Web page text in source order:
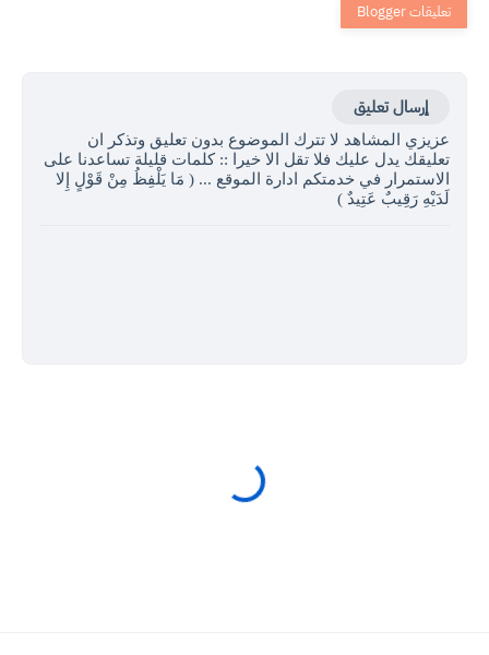
إرسال تعليق
عزيزي المشاهد لا تترك الموضوع بدون تعليق وتذكر ان
تعليقك يدل عليك فلا تقل الا خيرا :: كلمات قليلة تساعدنا على
الاستمرار في خدمتكم ادارة الموقع ... ( مَا يَلْفِظُ مِنْ قَوْلٍ إِلا
لَدَيْهِ رَقِيبٌ عَتِيدٌ )